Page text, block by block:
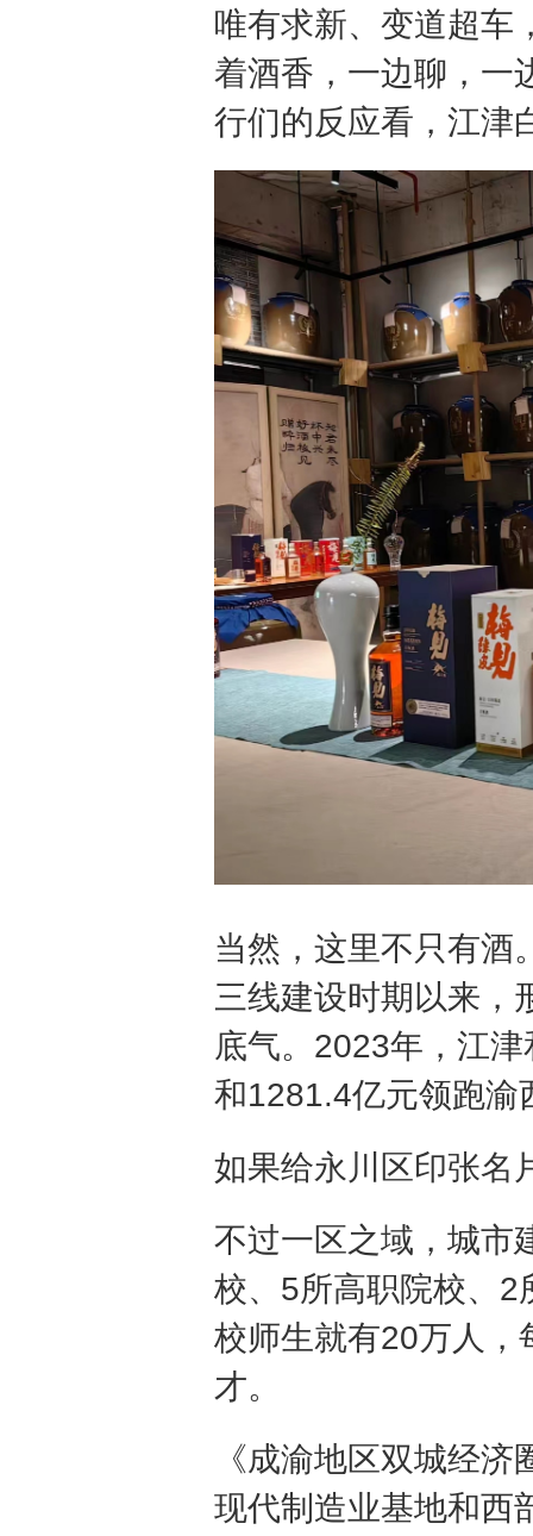
唯有求新、变道超车
着酒香，一边聊，一
行们的反应看，江津
当然，这里不只有酒
三线建设时期以来，
底气。2023年，江
和1281.4亿元领跑渝
如果给永川区印张
不过一区之域，城市
校、5所高职院校、2
校师生就有20万人，
才。
《成渝地区双城经
现代制造业基地和西